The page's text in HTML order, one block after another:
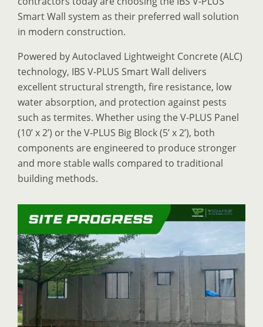
Smart Wall system as their preferred wall solution
in modern construction.
Powered by Autoclaved Lightweight Concrete (ALC)
technology, IBS V-PLUS Smart Wall delivers
excellent structural strength, fire resistance, low
water absorption, and protection against pests
such as termites. Whether using the V-PLUS Panel
(10’ x 2’) or the V-PLUS Big Block (5’ x 2’), both
components are engineered to produce stronger
and more stable walls compared to traditional
building methods.